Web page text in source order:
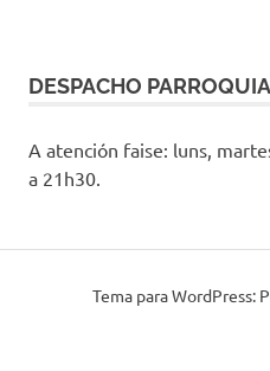
DESPACHO
A atención faise: luns,
a 21h30.
Tema para WordPress: